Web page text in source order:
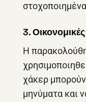
3.
Η
χάκερ
μηνύματα και